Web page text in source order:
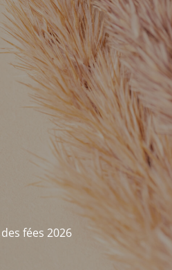
fées 2026